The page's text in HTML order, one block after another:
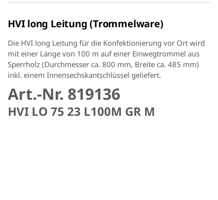
HVI long Leitung (Trommelware)
Die HVI long Leitung für die Konfektionierung vor Ort wird
mit einer Länge von 100 m auf einer Einwegtrommel aus
Sperrholz (Durchmesser ca. 800 mm, Breite ca. 485 mm)
inkl. einem Innensechskantschlüssel geliefert.
Art.-Nr. 819136
HVI LO 75 23 L100M GR M